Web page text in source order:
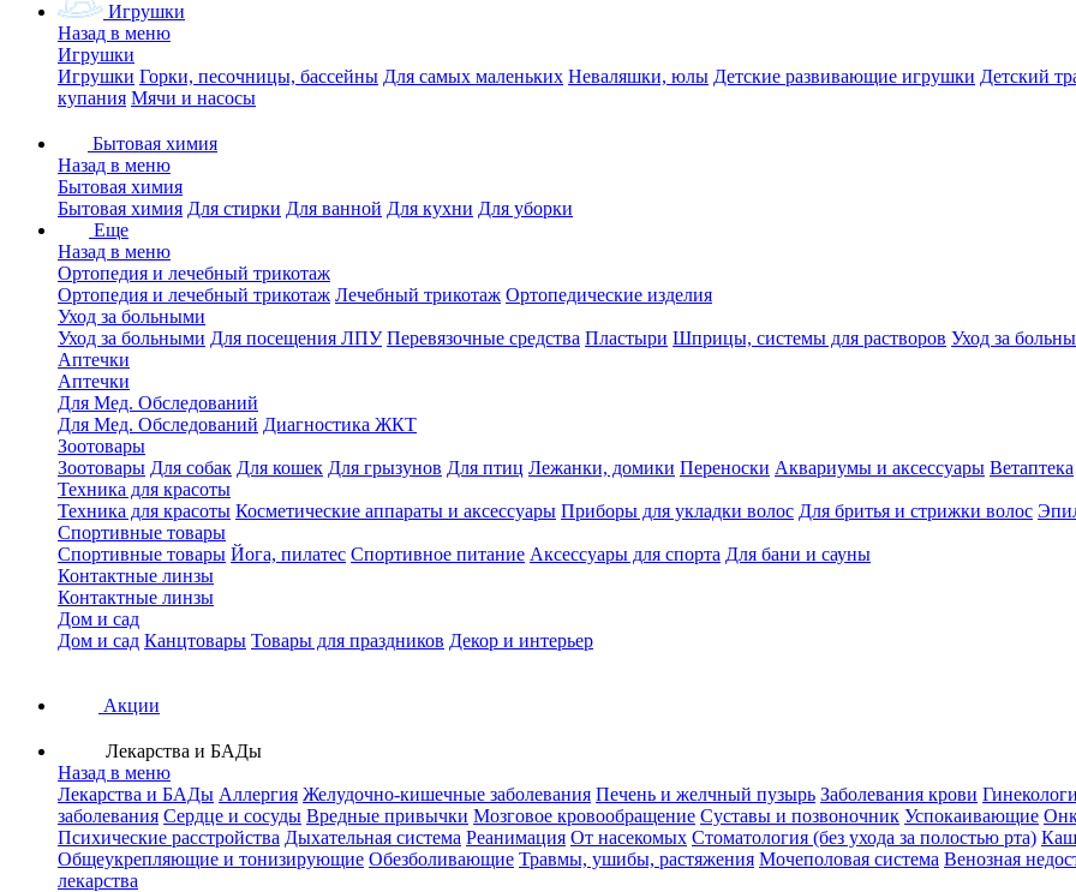
Игрушки
Назад в меню
Игрушки
Игрушки Горки, песочницы, бассейны Для самых маленьких Неваляшки, юлы Детские развивающие игрушки Детский
купания Мячи и насосы
Бытовая химия
Назад в меню
Бытовая химия
Бытовая химия Для стирки Для ванной Для кухни Для уборки
Еще
Назад в меню
Ортопедия и лечебный трикотаж
Ортопедия и лечебный трикотаж Лечебный трикотаж Ортопедические изделия
Уход за больными
Уход за больными Для посещения ЛПУ Перевязочные средства Пластыри Шприцы, системы для растворов Уход за
Аптечки
Аптечки
Для Мед. Обследований
Для Мед. Обследований Диагностика ЖКТ
Зоотовары
Зоотовары Для собак Для кошек Для грызунов Для птиц Лежанки, домики Переноски Аквариумы и аксессуары Ветаптека
Техника для красоты
Техника для красоты Косметические аппараты и аксессуары Приборы для укладки волос Для бритья и стрижки волос
Спортивные товары
Спортивные товары Йога, пилатес Спортивное питание Аксессуары для спорта Для бани и сауны
Контактные линзы
Контактные линзы
Дом и сад
Дом и сад Канцтовары Товары для праздников Декор и интерьер
Акции
Лекарства и БАДы
Назад в меню
Лекарства и БАДы Аллергия Желудочно-кишечные заболевания Печень и желчный пузырь Заболевания крови
заболевания Сердце и сосуды Вредные привычки Мозговое кровообращение Суставы и позвоночник Успокаивающие
Психические расстройства Дыхательная система Реанимация От насекомых Стоматология (без ухода за полостью рта)
Общеукрепляющие и тонизирующие Обезболивающие Травмы, ушибы, растяжения Мочеполовая система Венозная
лекарства